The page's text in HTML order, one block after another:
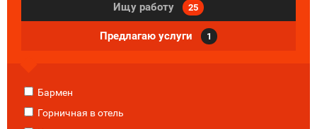
Ищу работу 25
Предлагаю услуги 1
Бармен
Горничная в отель